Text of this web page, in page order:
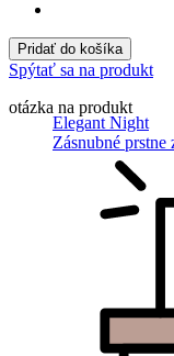
Elegant Night
Zásnubné
Pridať do košíka
Spýtať sa na produkt
otázka na produkt